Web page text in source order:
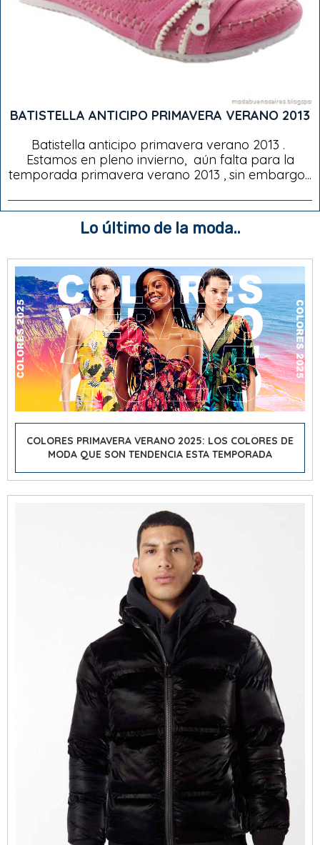
BATISTELLA ANTICIPO PRIMAVERA VERANO 2013
Batistella anticipo primavera verano 2013 .
Estamos en pleno invierno, aún falta para la
temporada primavera verano 2013 , sin embargo...
Lo último de la moda..
COLORES PRIMAVERA VERANO 2025: LOS COLORES DE
MODA QUE SON TENDENCIA ESTA TEMPORADA